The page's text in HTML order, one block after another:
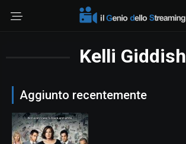
Kelli Giddish
Aggiunto recentemente